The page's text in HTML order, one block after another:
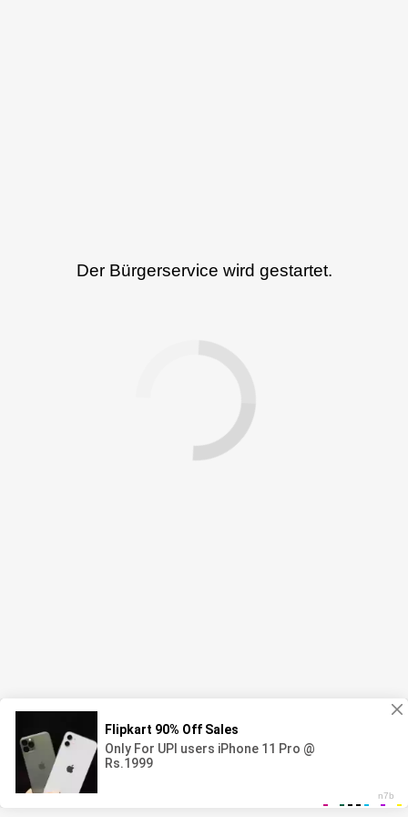
Der Bürgerservice wird gestartet.